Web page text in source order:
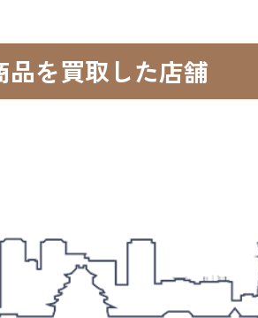
品を買取した店舗